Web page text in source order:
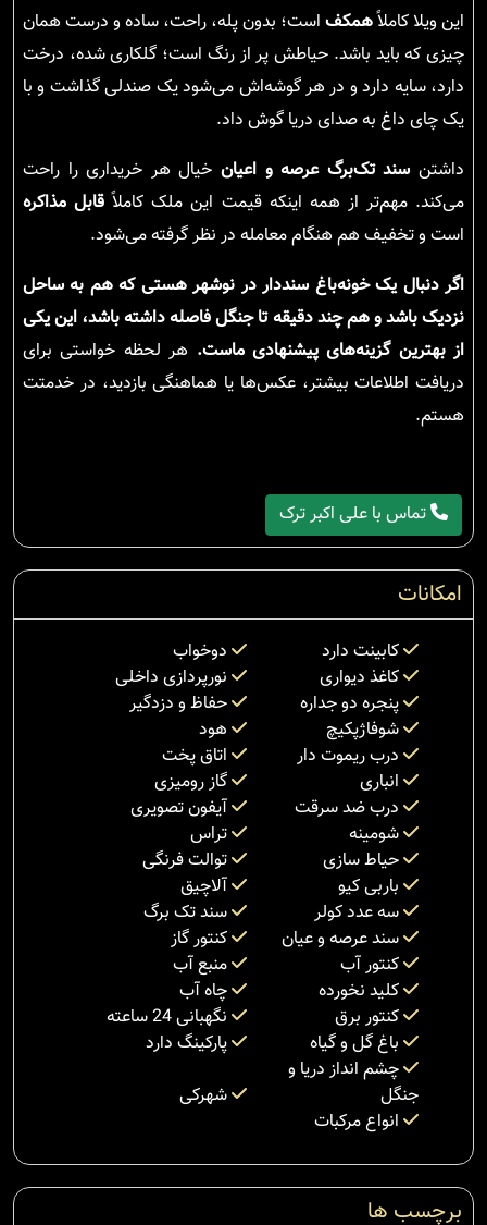
این ویلا کاملاًهمکف است؛ بدون پله، راحت، ساده و درست همان
چیزی که باید باشد. حیاطش پر از رنگ است؛ گلکاری شده، درخت
دارد، سایه دارد و در هر گوشه‌اش می‌شود یک صندلی گذاشت و با
یک چای داغ به صدای دریا گوش داد.
داشتنسند تک‌برگ عرصه و اعیان خیال هر خریداری را راحت
می‌کند. مهم‌تر از همه اینکه قیمت این ملک کاملاً قابل مذاکره
است و تخفیف هم هنگام معامله در نظر گرفته می‌شود.
اگر دنبال یک خونه‌باغ سنددار در نوشهر هستی که هم به ساحل
نزدیک باشد و هم چند دقیقه تا جنگل فاصله داشته باشد، این یکی
از بهترین گزینه‌های پیشنهادی ماست. هر لحظه خواستی برای
دریافت اطلاعات بیشتر، عکس‌ها یا هماهنگی بازدید، در خدمتت
هستم.
تماس با علی اکبر ترک
امکانات
کابینت دارد
دوخواب
کاغذ دیواری
نورپردازی داخلی
پنجره دو جداره
حفاظ و دزدگیر
شوفاژپکیچ
هود
درب ریموت دار
اتاق پخت
انباری
گاز رومیزی
درب ضد سرقت
آیفون تصویری
شومینه
تراس
حیاط سازی
توالت فرنگی
باربی کیو
آلاچیق
سه عدد کولر
سند تک برگ
سند عرصه و عیان
کنتور گاز
کنتور آب
منبع آب
کلید نخورده
چاه آب
کنتور برق
نگهبانی 24 ساعته
باغ گل و گیاه
پارکینگ دارد
چشم انداز دریا و
جنگل
شهرکی
انواع مرکبات
برچسب ها